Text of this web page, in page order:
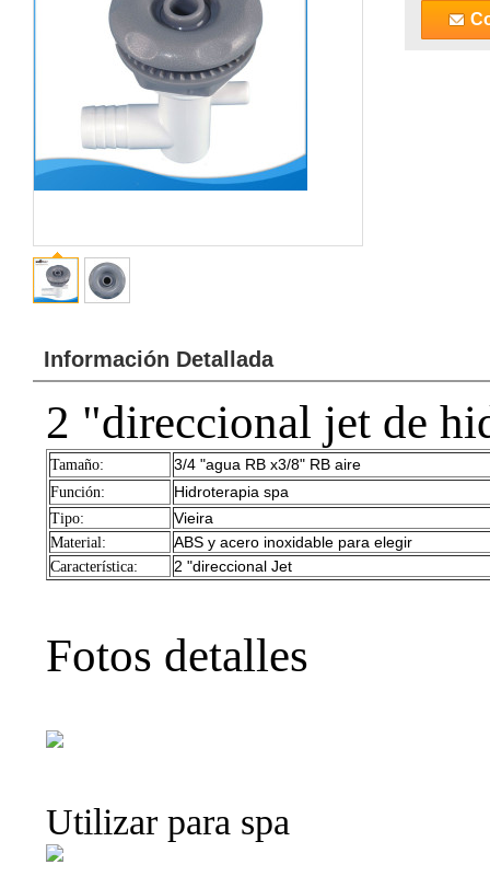
Información Detallada
2 "direccional jet de
Tamaño: 3/4 "agua RB x3/8" RB aire
Función: Hidroterapia spa
Tipo: Vieira
Material: ABS y acero inoxidable para elegir
Característica: 2 "direccional Jet
Fotos detalles
Utilizar para spa